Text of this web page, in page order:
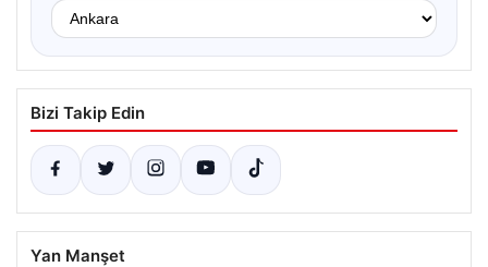
Bizi Takip Edin
Yan Manşet